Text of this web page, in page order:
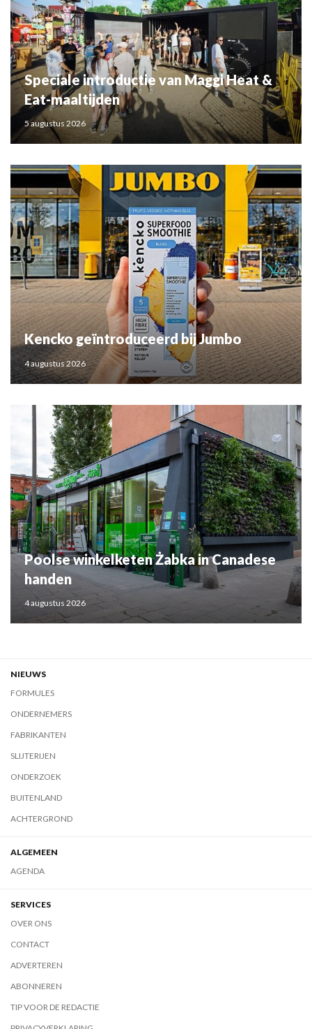
Speciale introductie van Maggi Heat &
Eat-maaltijden
5 augustus 2026
Kencko geïntroduceerd bij Jumbo
4 augustus 2026
Poolse winkelketen Żabka in Canadese
handen
4 augustus 2026
NIEUWS
FORMULES
ONDERNEMERS
FABRIKANTEN
SLIJTERIJEN
ONDERZOEK
BUITENLAND
ACHTERGROND
ALGEMEEN
AGENDA
SERVICES
OVER ONS
CONTACT
ADVERTEREN
ABONNEREN
TIP VOOR DE REDACTIE